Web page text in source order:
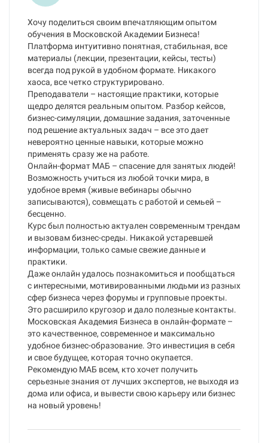
Хочу поделиться своим впечатляющим опытом
обучения в Московской Академии Бизнеса!
Платформа интуитивно понятная, стабильная, все
материалы (лекции, презентации, кейсы, тесты)
всегда под рукой в удобном формате. Никакого
хаоса, все четко структурировано.
Преподаватели – настоящие практики, которые
щедро делятся реальным опытом. Разбор кейсов,
бизнес-симуляции, домашние задания, заточенные
под решение актуальных задач – все это дает
невероятно ценные навыки, которые можно
применять сразу же на работе.
Онлайн-формат МАБ – спасение для занятых людей!
Возможность учиться из любой точки мира, в
удобное время (живые вебинары обычно
записываются), совмещать с работой и семьей –
бесценно.
Курс был полностью актуален современным трендам
и вызовам бизнес-среды. Никакой устаревшей
информации, только самые свежие данные и
практики.
Даже онлайн удалось познакомиться и пообщаться
с интересными, мотивированными людьми из разных
сфер бизнеса через форумы и групповые проекты.
Это расширило кругозор и дало полезные контакты.
Московская Академия Бизнеса в онлайн-формате –
это качественное, современное и максимально
удобное бизнес-образование. Это инвестиция в себя
и свое будущее, которая точно окупается.
Рекомендую МАБ всем, кто хочет получить
серьезные знания от лучших экспертов, не выходя из
дома или офиса, и вывести свою карьеру или бизнес
на новый уровень!